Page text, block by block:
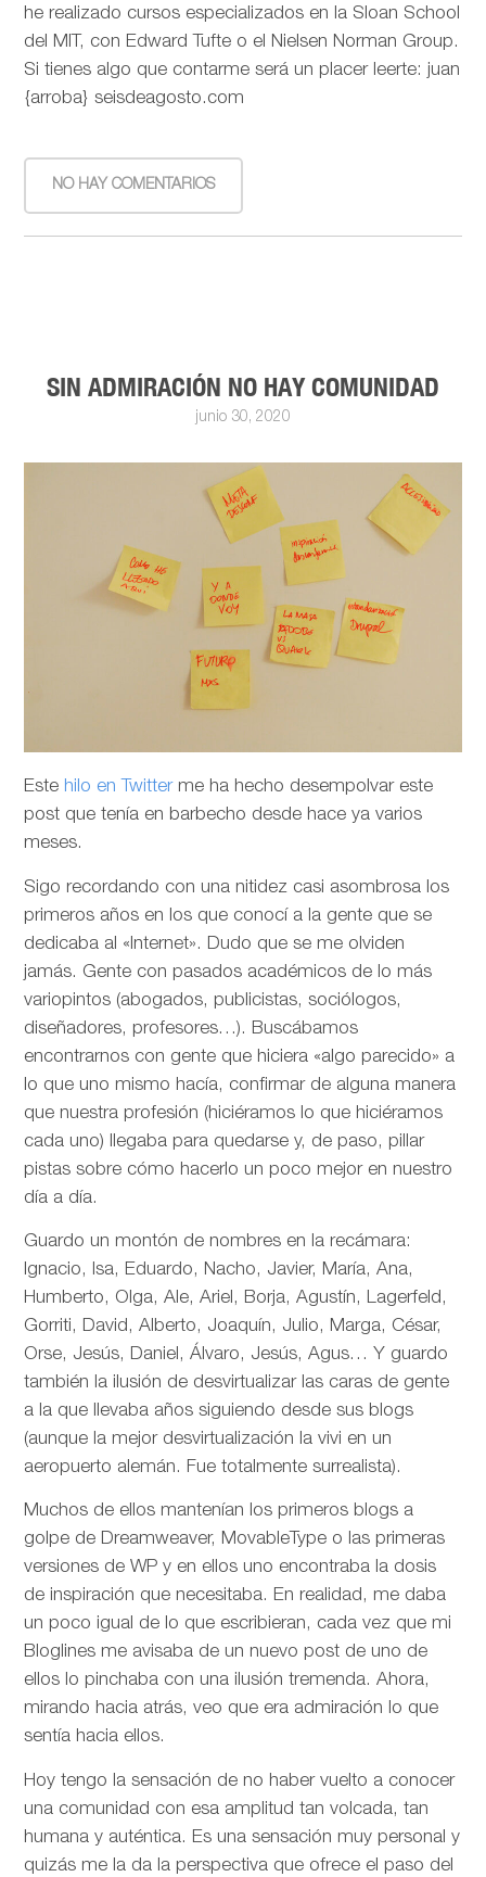
he realizado cursos especializados en la Sloan School
del MIT, con Edward Tufte o el Nielsen Norman Group.
Si tienes algo que contarme será un placer leerte: juan
{arroba} seisdeagosto.com
NO HAY COMENTARIOS
SIN ADMIRACIÓN NO HAY COMUNIDAD
junio 30, 2020
Este hilo en Twitterme ha hecho desempolvar este
post que tenía en barbecho desde hace ya varios
meses.
Sigo recordando con una nitidez casi asombrosa los
primeros años en los que conocí a la gente que se
dedicaba al «Internet». Dudo que se me olviden
jamás. Gente con pasados académicos de lo más
variopintos (abogados, publicistas, sociólogos,
diseñadores, profesores…). Buscábamos
encontrarnos con gente que hiciera «algo parecido» a
lo que uno mismo hacía, confirmar de alguna manera
que nuestra profesión (hiciéramos lo que hiciéramos
cada uno) llegaba para quedarse y, de paso, pillar
pistas sobre cómo hacerlo un poco mejor en nuestro
día a día.
Guardo un montón de nombres en la recámara:
Ignacio, Isa, Eduardo, Nacho, Javier, María, Ana,
Humberto, Olga, Ale, Ariel, Borja, Agustín, Lagerfeld,
Gorriti, David, Alberto, Joaquín, Julio, Marga, César,
Orse, Jesús, Daniel, Álvaro, Jesús, Agus… Y guardo
también la ilusión de desvirtualizar las caras de gente
a la que llevaba años siguiendo desde sus blogs
(aunque la mejor desvirtualización la vivi en un
aeropuerto alemán. Fue totalmente surrealista).
Muchos de ellos mantenían los primeros blogs a
golpe de Dreamweaver, MovableType o las primeras
versiones de WP y en ellos uno encontraba la dosis
de inspiración que necesitaba. En realidad, me daba
un poco igual de lo que escribieran, cada vez que mi
Bloglines me avisaba de un nuevo post de uno de
ellos lo pinchaba con una ilusión tremenda. Ahora,
mirando hacia atrás, veo que era admiración lo que
sentía hacia ellos.
Hoy tengo la sensación de no haber vuelto a conocer
una comunidad con esa amplitud tan volcada, tan
humana y auténtica. Es una sensación muy personal y
quizás me la da la perspectiva que ofrece el paso del